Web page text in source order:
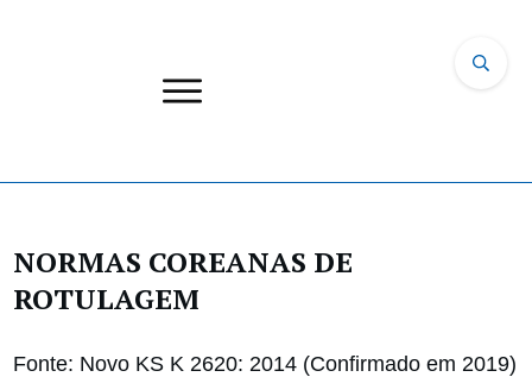
NORMAS COREANAS DE
ROTULAGEM
Fonte: Novo KS K 2620: 2014 (Confirmado em 2019)